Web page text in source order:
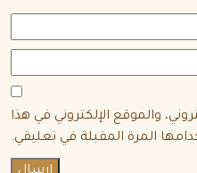
والموقع الإلكتروني في هذا
المرة المقبلة في تعليقي.